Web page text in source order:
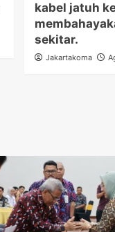
kabel jatuh
sekitar.
Jakartakoma